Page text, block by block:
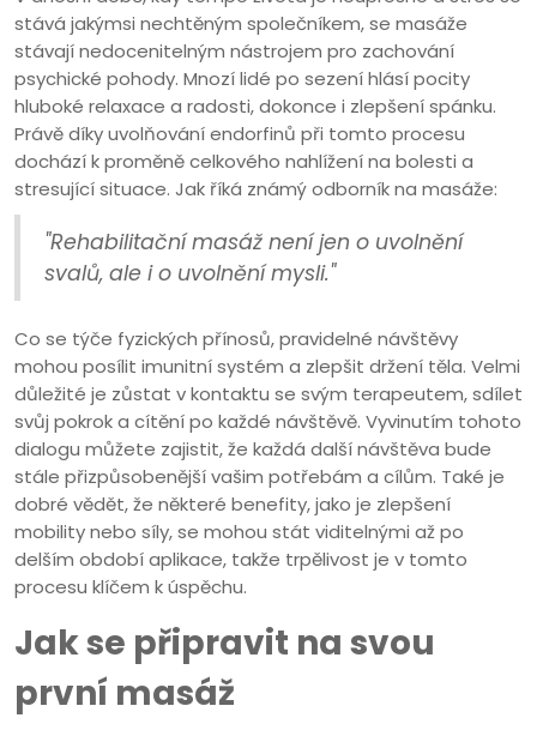
stává jakýmsi nechtěným společníkem, se masáže
stávají nedocenitelným nástrojem pro zachování
psychické pohody. Mnozí lidé po sezení hlásí pocity
hluboké relaxace a radosti, dokonce i zlepšení spánku.
Právě díky uvolňování endorfinů při tomto procesu
dochází k proměně celkového nahlížení na bolesti a
stresující situace. Jak říká známý odborník na masáže:
"Rehabilitační masáž není jen o uvolnění
svalů, ale i o uvolnění mysli."
Co se týče fyzických přínosů, pravidelné návštěvy
mohou posílit imunitní systém a zlepšit držení těla. Velmi
důležité je zůstat v kontaktu se svým terapeutem, sdílet
svůj pokrok a cítění po každé návštěvě. Vyvinutím tohoto
dialogu můžete zajistit, že každá další návštěva bude
stále přizpůsobenější vašim potřebám a cílům. Také je
dobré vědět, že některé benefity, jako je zlepšení
mobility nebo síly, se mohou stát viditelnými až po
delším období aplikace, takže trpělivost je v tomto
procesu klíčem k úspěchu.
Jak se připravit na svou
první masáž